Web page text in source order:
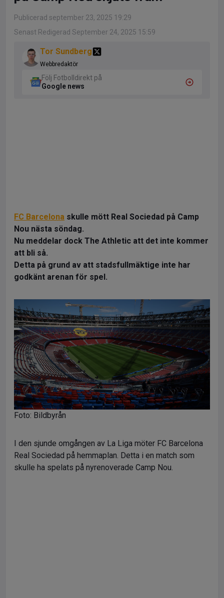
Publicerad september 23, 2025 19:29
Senast Redigerad September 24, 2025 15:59
Tor Sundberg
Webbredaktör
Följ Fotbolldirekt på
Google news
FC Barcelona skulle mött Real Sociedad på Camp
Nou nästa söndag.
Nu meddelar dock The Athletic att det inte kommer
att bli så.
Detta på grund av att stadsfullmäktige inte har
godkänt arenan för spel.
Foto: Bildbyrån
I den sjunde omgången av La Liga möter FC Barcelona
Real Sociedad på hemmaplan. Detta i en match som
skulle ha spelats på nyrenoverade Camp Nou.